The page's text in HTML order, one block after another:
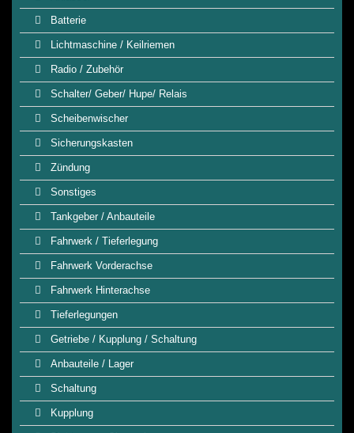
Batterie
Lichtmaschine / Keilriemen
Radio / Zubehör
Schalter/ Geber/ Hupe/ Relais
Scheibenwischer
Sicherungskasten
Zündung
Sonstiges
Tankgeber / Anbauteile
Fahrwerk / Tieferlegung
Fahrwerk Vorderachse
Fahrwerk Hinterachse
Tieferlegungen
Getriebe / Kupplung / Schaltung
Anbauteile / Lager
Schaltung
Kupplung